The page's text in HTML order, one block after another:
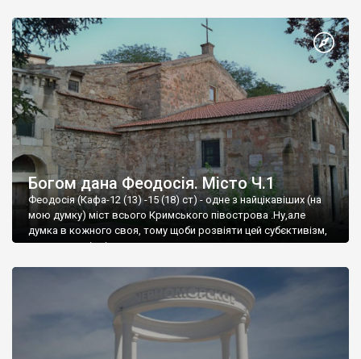
Богом дана Феодосія. Місто Ч.1
Феодосія (Кафа-12 (13) -15 (18) ст) - одне з найцікавіших (на
мою думку) міст всього Кримського півострова .Ну,але
думка в кожного своя, тому щоби розвіяти цей субєктивізм,
запрошую відвідати це